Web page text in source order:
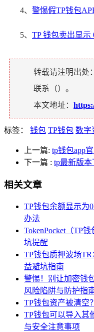
4、 警惕假TP钱包
5、 TP 钱包卖出显
转载请注明出处：
联系（）。
本文地址：
标签： 钱包 TP钱包 数字
上一篇: tp钱包app
下一篇 : tp最新版
相关文章
TP钱包余额显示为
办法
TokenPocket（TP
坑提醒
TP钱包质押波场
益避坑指南
警惕！别让加密钱
风险陷阱与防护指
TP钱包资产被清空
TP钱包可以导入其
与安全注意事项